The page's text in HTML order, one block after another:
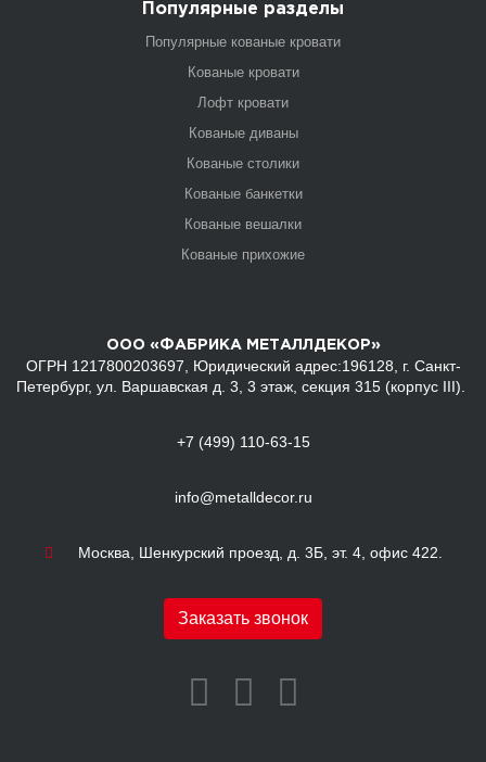
Популярные разделы
Популярные кованые кровати
Кованые кровати
Лофт кровати
Кованые диваны
Кованые столики
Кованые банкетки
Кованые вешалки
Кованые прихожие
ООО «ФАБРИКА МЕТАЛЛДЕКОР»
ОГРН 1217800203697, Юридический адрес:196128, г. Санкт-
Петербург, ул. Варшавская д. 3, 3 этаж, секция 315 (корпус III).
+7 (499) 110-63-15
info@metalldecor.ru
Москва, Шенкурский проезд, д. 3Б, эт. 4, офис 422.
Заказать звонок